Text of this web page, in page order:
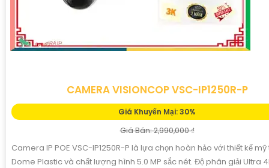
CAMERA VISIONCOP VSC-IP1250R-P
Giá Khuyến Mại: 30%
Giá Bán: 2,990,000 ₫
Camera IP POE VSC-IP1250R-P là lựa chọn hoàn hảo với thiết kế mỹ
Dome Plastic và chất lượng hình 5.0 MP sắc nét. Độ phân giải Ultra